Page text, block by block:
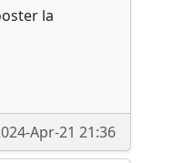
la
Apr-21 21:36